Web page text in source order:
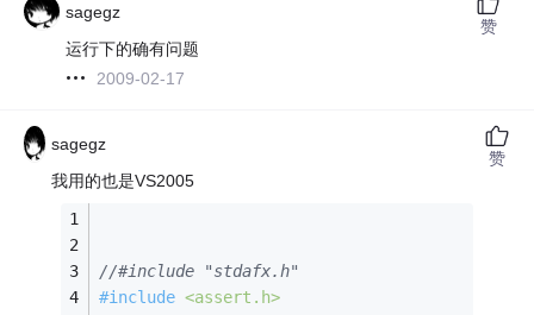
sagegz
运行下的确有问题
2009-02-17
赞
sagegz
我用的也是VS2005
//#include "stdafx.h"
#include <assert.h>
赞